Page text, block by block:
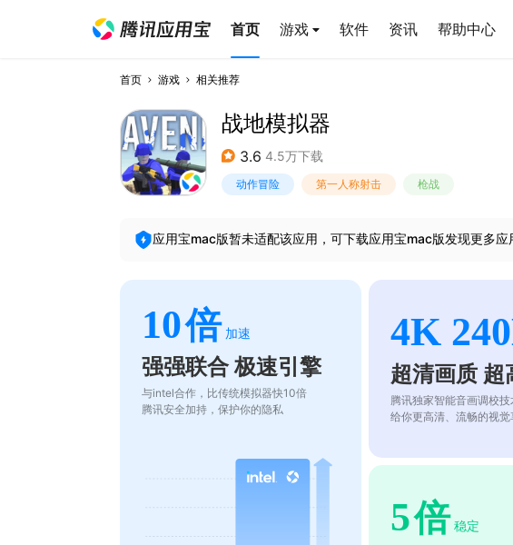
首页 游戏 软件 资讯 帮助中心
首页 游戏 相关推荐
战地模拟器
3.6 4.5万下载
动作冒险 第一人称射击 枪战
应用宝mac版暂未适配该应用，可下载应用宝mac版发现更多应
10倍 加速
强强联合 极速引擎
与intel合作，比传统模拟器快10倍
腾讯安全加持，保护你的隐私
4K
超清画质 超
腾讯独家智能音画调校技
给你更高清、流畅的视觉
5倍 稳定